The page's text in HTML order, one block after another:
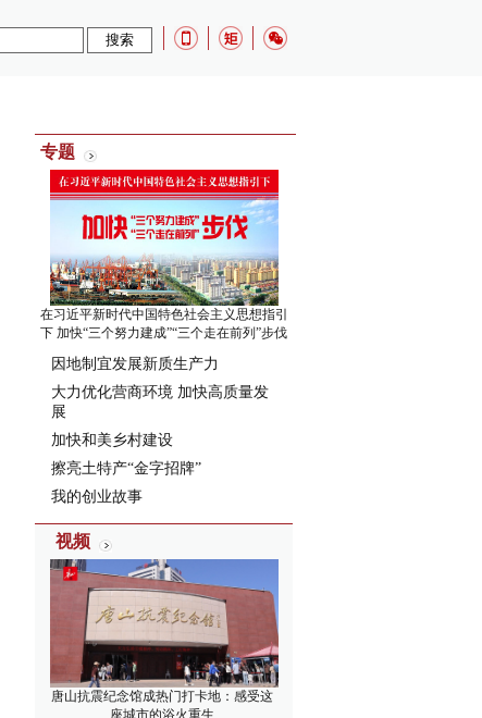
专题
在习近平新时代中国特色社会主义思想指引
下 加快“三个努力建成”“三个走在前列”步伐
因地制宜发展新质生产力
大力优化营商环境 加快高质量发
展
加快和美乡村建设
擦亮土特产“金字招牌”
我的创业故事
视频
唐山抗震纪念馆成热门打卡地：感受这
座城市的浴火重生